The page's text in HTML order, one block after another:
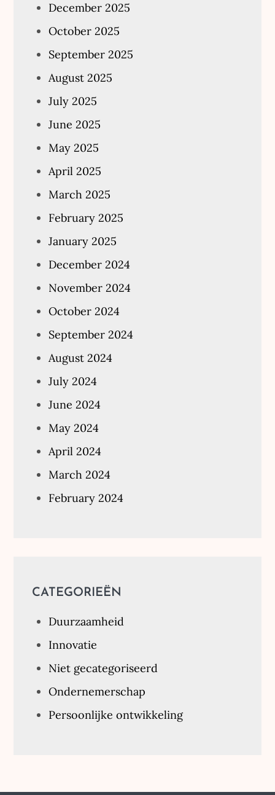
December 2025
October 2025
September 2025
August 2025
July 2025
June 2025
May 2025
April 2025
March 2025
February 2025
January 2025
December 2024
November 2024
October 2024
September 2024
August 2024
July 2024
June 2024
May 2024
April 2024
March 2024
February 2024
CATEGORIEËN
Duurzaamheid
Innovatie
Niet gecategoriseerd
Ondernemerschap
Persoonlijke ontwikkeling